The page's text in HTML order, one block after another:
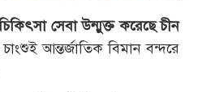
সেবা উন্মুক্ত করেছে চীন
আন্তর্জাতিক বিমান বন্দরে